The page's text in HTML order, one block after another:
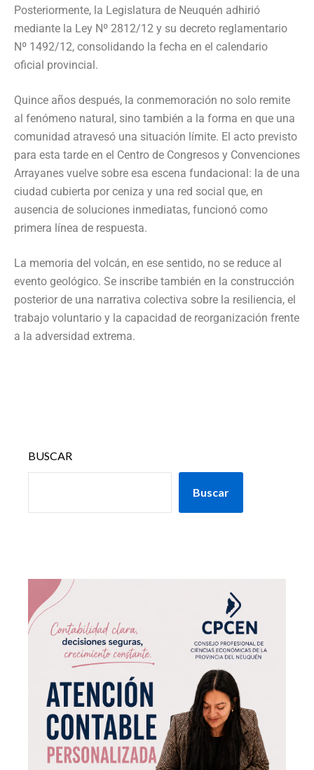
Posteriormente, la Legislatura de Neuquén adhirió
mediante la Ley Nº 2812/12 y su decreto reglamentario
Nº 1492/12, consolidando la fecha en el calendario
oficial provincial.
Quince años después, la conmemoración no solo remite
al fenómeno natural, sino también a la forma en que una
comunidad atravesó una situación límite. El acto previsto
para esta tarde en el Centro de Congresos y Convenciones
Arrayanes vuelve sobre esa escena fundacional: la de una
ciudad cubierta por ceniza y una red social que, en
ausencia de soluciones inmediatas, funcionó como
primera línea de respuesta.
La memoria del volcán, en ese sentido, no se reduce al
evento geológico. Se inscribe también en la construcción
posterior de una narrativa colectiva sobre la resiliencia, el
trabajo voluntario y la capacidad de reorganización frente
a la adversidad extrema.
BUSCAR
Buscar